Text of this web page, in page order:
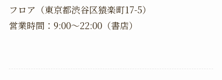
フロア（東京都渋谷区猿楽町17-5）
営業時間：9:00～22:00（書店）